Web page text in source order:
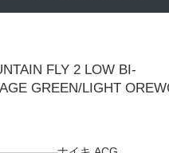
FLY 2 LOW BI-
GREEN/LIGHT